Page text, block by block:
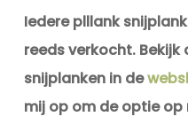
Iedere plllank
reeds verkocht. Bekijk
snijplanken in de
mij op om de optie